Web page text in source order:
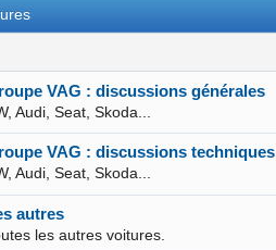
VAG : discussions générales
Audi, Seat, Skoda...
VAG : discussions techniques
Audi, Seat, Skoda...
autres
les autres voitures.